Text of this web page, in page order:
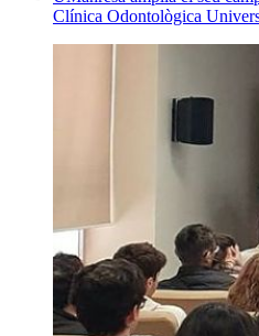
Clínica Odontològica